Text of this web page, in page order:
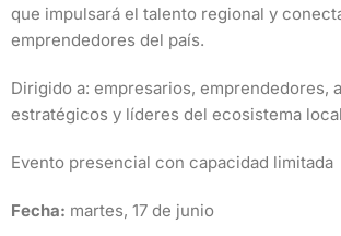
que impulsará el talento regional y
emprendedores del país.
Dirigido a: empresarios, emprendedores,
estratégicos y líderes del ecosistema
Evento presencial con capacidad limitada
Fecha: martes, 17 de junio